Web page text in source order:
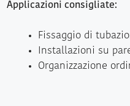
Applicazioni consigliate:
Fissaggio di
Installazioni su
Organizzazione